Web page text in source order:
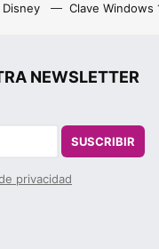
Disney Clave Windows
NEWSLETTER
SUSCRIBIR
privacidad